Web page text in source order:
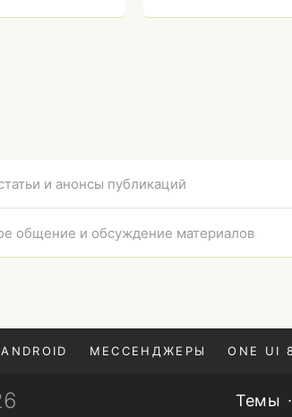
и анонсы публикаций
общение и обсуждение материалов
МЕССЕНДЖЕРЫ ONE UI
Темы